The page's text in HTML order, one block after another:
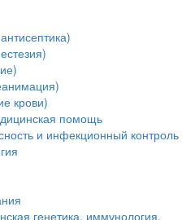
крови)
помощь
и инфекционный контроль
генетика, иммунология,